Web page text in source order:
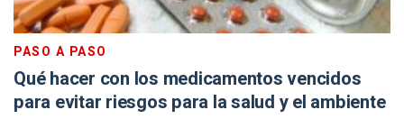
PASO A PASO
Qué hacer con los medicamentos vencidos
para evitar riesgos para la salud y el ambiente